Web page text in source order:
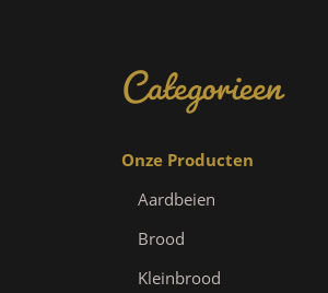
Categorieen
Onze Producten
Aardbeien
Brood
Kleinbrood